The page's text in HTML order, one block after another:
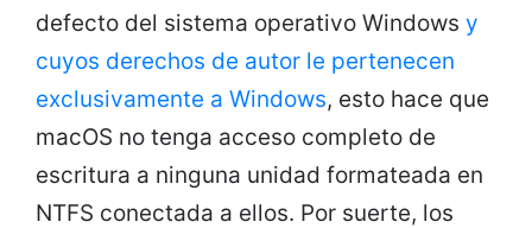
defecto del sistema operativo Windows y
cuyos derechos de autor le pertenecen
exclusivamente a Windows, esto hace que
macOS no tenga acceso completo de
escritura a ninguna unidad formateada en
NTFS conectada a ellos. Por suerte, los